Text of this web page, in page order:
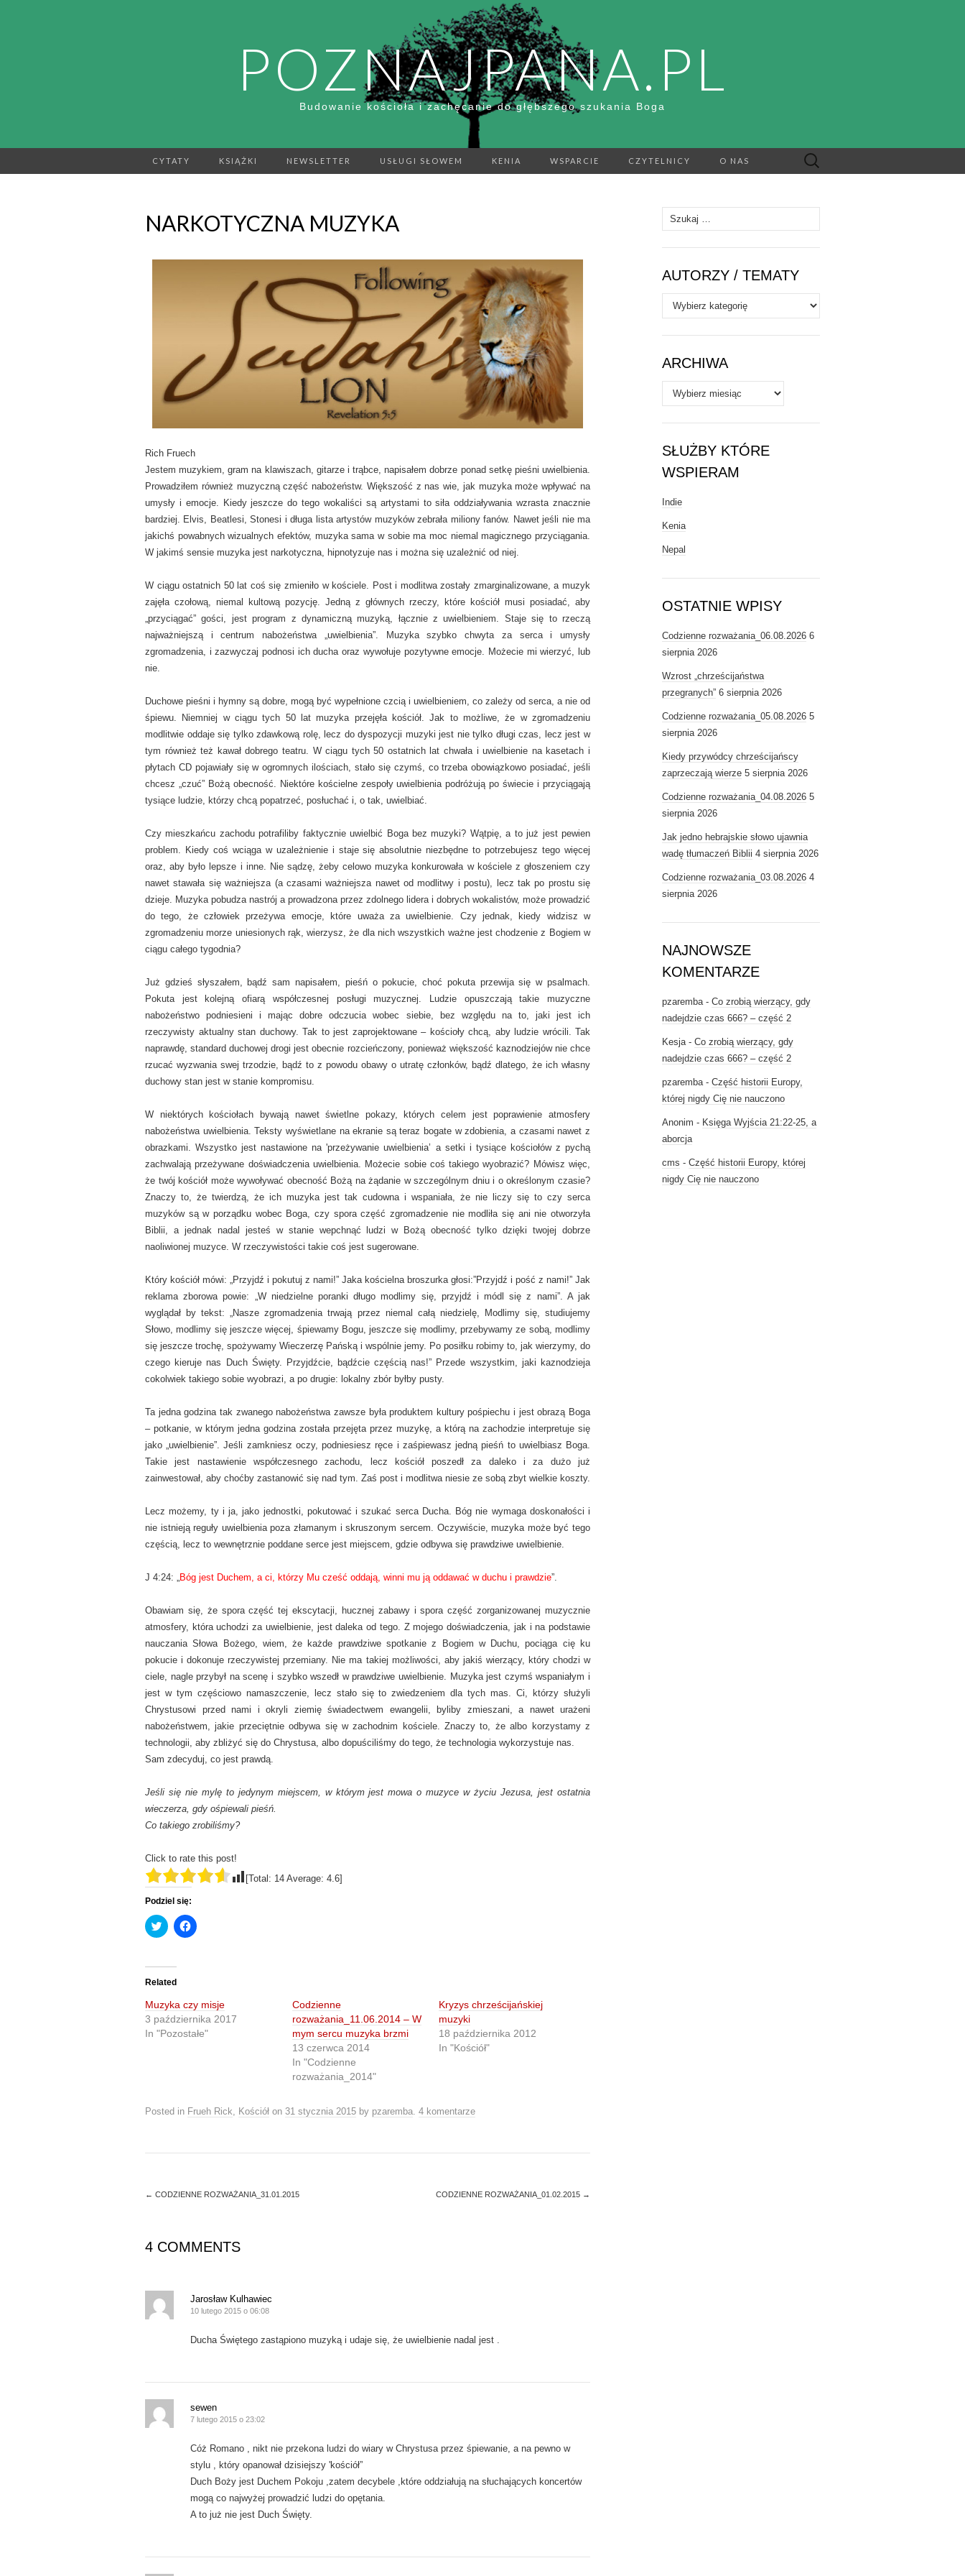
POZNAJPANA.PL
Budowanie kościoła i zachęcanie do głębszego szukania Boga
CYTATY KSIĄŻKI NEWSLETTER USŁUGI SŁOWEM KENIA WSPARCIE CZYTELNICY O NAS Szukaj:
NARKOTYCZNA MUZYKA
Rich Fruech
Jestem muzykiem, gram na klawiszach, gitarze i trąbce, napisałem dobrze ponad setkę pieśni uwielbienia.
Prowadziłem również muzyczną część nabożeństw. Większość z nas wie, jak muzyka może wpływać na
umysły i emocje. Kiedy jeszcze do tego wokaliści są artystami to siła oddziaływania wzrasta znacznie
bardziej. Elvis, Beatlesi, Stonesi i długa lista artystów muzyków zebrała miliony fanów. Nawet jeśli nie ma
jakichś powabnych wizualnych efektów, muzyka sama w sobie ma moc niemal magicznego przyciągania.
W jakimś sensie muzyka jest narkotyczna, hipnotyzuje nas i można się uzależnić od niej.
W ciągu ostatnich 50 lat coś się zmieniło w kościele. Post i modlitwa zostały zmarginalizowane, a muzyk
zajęła czołową, niemal kultową pozycję. Jedną z głównych rzeczy, które kościół musi posiadać, aby
„przyciągać” gości, jest program z dynamiczną muzyką, łącznie z uwielbieniem. Staje się to rzeczą
najważniejszą i centrum nabożeństwa „uwielbienia”. Muzyka szybko chwyta za serca i umysły
zgromadzenia, i zazwyczaj podnosi ich ducha oraz wywołuje pozytywne emocje. Możecie mi wierzyć, lub
nie.
Duchowe pieśni i hymny są dobre, mogą być wypełnione czcią i uwielbieniem, co zależy od serca, a nie od
śpiewu. Niemniej w ciągu tych 50 lat muzyka przejęła kościół. Jak to możliwe, że w zgromadzeniu
modlitwie oddaje się tylko zdawkową rolę, lecz do dyspozycji muzyki jest nie tylko długi czas, lecz jest w
tym również też kawał dobrego teatru. W ciągu tych 50 ostatnich lat chwała i uwielbienie na kasetach i
płytach CD pojawiały się w ogromnych ilościach, stało się czymś, co trzeba obowiązkowo posiadać, jeśli
chcesz „czuć” Bożą obecność. Niektóre kościelne zespoły uwielbienia podróżują po świecie i przyciągają
tysiące ludzie, którzy chcą popatrzeć, posłuchać i, o tak, uwielbiać.
Czy mieszkańcu zachodu potrafiliby faktycznie uwielbić Boga bez muzyki? Wątpię, a to już jest pewien
problem. Kiedy coś wciąga w uzależnienie i staje się absolutnie niezbędne to potrzebujesz tego więcej
oraz, aby było lepsze i inne. Nie sądzę, żeby celowo muzyka konkurowała w kościele z głoszeniem czy
nawet stawała się ważniejsza (a czasami ważniejsza nawet od modlitwy i postu), lecz tak po prostu się
dzieje. Muzyka pobudza nastrój a prowadzona przez zdolnego lidera i dobrych wokalistów, może prowadzić
do tego, że człowiek przeżywa emocje, które uważa za uwielbienie. Czy jednak, kiedy widzisz w
zgromadzeniu morze uniesionych rąk, wierzysz, że dla nich wszystkich ważne jest chodzenie z Bogiem w
ciągu całego tygodnia?
Już gdzieś słyszałem, bądź sam napisałem, pieśń o pokucie, choć pokuta przewija się w psalmach.
Pokuta jest kolejną ofiarą współczesnej posługi muzycznej. Ludzie opuszczają takie muzyczne
nabożeństwo podniesieni i mając dobre odczucia wobec siebie, bez względu na to, jaki jest ich
rzeczywisty aktualny stan duchowy. Tak to jest zaprojektowane – kościoły chcą, aby ludzie wrócili. Tak
naprawdę, standard duchowej drogi jest obecnie rozcieńczony, ponieważ większość kaznodziejów nie chce
rzucać wyzwania swej trzodzie, bądź to z powodu obawy o utratę członków, bądź dlatego, że ich własny
duchowy stan jest w stanie kompromisu.
W niektórych kościołach bywają nawet świetlne pokazy, których celem jest poprawienie atmosfery
nabożeństwa uwielbienia. Teksty wyświetlane na ekranie są teraz bogate w zdobienia, a czasami nawet z
obrazkami. Wszystko jest nastawione na 'przeżywanie uwielbienia’ a setki i tysiące kościołów z pychą
zachwalają przeżywane doświadczenia uwielbienia. Możecie sobie coś takiego wyobrazić? Mówisz więc,
że twój kościół może wywoływać obecność Bożą na żądanie w szczególnym dniu i o określonym czasie?
Znaczy to, że twierdzą, że ich muzyka jest tak cudowna i wspaniała, że nie liczy się to czy serca
muzyków są w porządku wobec Boga, czy spora część zgromadzenie nie modliła się ani nie otworzyła
Biblii, a jednak nadal jesteś w stanie wepchnąć ludzi w Bożą obecność tylko dzięki twojej dobrze
naoliwionej muzyce. W rzeczywistości takie coś jest sugerowane.
Który kościół mówi: „Przyjdź i pokutuj z nami!” Jaka kościelna broszurka głosi:”Przyjdź i pość z nami!” Jak
reklama zborowa powie: „W niedzielne poranki długo modlimy się, przyjdź i módl się z nami”. A jak
wyglądał by tekst: „Nasze zgromadzenia trwają przez niemal całą niedzielę, Modlimy się, studiujemy
Słowo, modlimy się jeszcze więcej, śpiewamy Bogu, jeszcze się modlimy, przebywamy ze sobą, modlimy
się jeszcze trochę, spożywamy Wieczerzę Pańską i wspólnie jemy. Po posiłku robimy to, jak wierzymy, do
czego kieruje nas Duch Święty. Przyjdźcie, bądźcie częścią nas!” Przede wszystkim, jaki kaznodzieja
cokolwiek takiego sobie wyobrazi, a po drugie: lokalny zbór byłby pusty.
Ta jedna godzina tak zwanego nabożeństwa zawsze była produktem kultury pośpiechu i jest obrazą Boga
– potkanie, w którym jedna godzina została przejęta przez muzykę, a którą na zachodzie interpretuje się
jako „uwielbienie”. Jeśli zamkniesz oczy, podniesiesz ręce i zaśpiewasz jedną pieśń to uwielbiasz Boga.
Takie jest nastawienie współczesnego zachodu, lecz kościół poszedł za daleko i za dużo już
zainwestował, aby choćby zastanowić się nad tym. Zaś post i modlitwa niesie ze sobą zbyt wielkie koszty.
Lecz możemy, ty i ja, jako jednostki, pokutować i szukać serca Ducha. Bóg nie wymaga doskonałości i
nie istnieją reguły uwielbienia poza złamanym i skruszonym sercem. Oczywiście, muzyka może być tego
częścią, lecz to wewnętrznie poddane serce jest miejscem, gdzie odbywa się prawdziwe uwielbienie.
J 4:24: „Bóg jest Duchem, a ci, którzy Mu cześć oddają, winni mu ją oddawać w duchu i prawdzie”.
Obawiam się, że spora część tej ekscytacji, hucznej zabawy i spora część zorganizowanej muzycznie
atmosfery, która uchodzi za uwielbienie, jest daleka od tego. Z mojego doświadczenia, jak i na podstawie
nauczania Słowa Bożego, wiem, że każde prawdziwe spotkanie z Bogiem w Duchu, pociąga cię ku
pokucie i dokonuje rzeczywistej przemiany. Nie ma takiej możliwości, aby jakiś wierzący, który chodzi w
ciele, nagle przybył na scenę i szybko wszedł w prawdziwe uwielbienie. Muzyka jest czymś wspaniałym i
jest w tym częściowo namaszczenie, lecz stało się to zwiedzeniem dla tych mas. Ci, którzy służyli
Chrystusowi przed nami i okryli ziemię świadectwem ewangelii, byliby zmieszani, a nawet urażeni
nabożeństwem, jakie przeciętnie odbywa się w zachodnim kościele. Znaczy to, że albo korzystamy z
technologii, aby zbliżyć się do Chrystusa, albo dopuściliśmy do tego, że technologia wykorzystuje nas.
Sam zdecyduj, co jest prawdą.
Jeśli się nie mylę to jedynym miejscem, w którym jest mowa o muzyce w życiu Jezusa, jest ostatnia
wieczerza, gdy ośpiewali pieśń.
Co takiego zrobiliśmy?
Click to rate this post!
[Total: 14 Average: 4.6]
Podziel się:
C
l
t
o
a
r
e
o
r
n
n
d
C
l
a
r
o
o
k
n
i
n
Related
Muzyka czy misje
3 października 2017
In "Pozostałe"
Codzienne
rozważania_11.06.2014 – W
mym sercu muzyka brzmi
13 czerwca 2014
In "Codzienne
rozważania_2014"
Kryzys chrześcijańskiej
muzyki
18 października 2012
In "Kościół"
Posted in Frueh Rick, Kościół on 31 stycznia 2015 by pzaremba. 4 komentarze
← CODZIENNE ROZWAŻANIA_31.01.2015 CODZIENNE ROZWAŻANIA_01.02.2015 →
4 COMMENTS
Jarosław Kulhawiec
10 lutego 2015 o 06:08
Ducha Świętego zastąpiono muzyką i udaje się, że uwielbienie nadal jest .
sewen
7 lutego 2015 o 23:02
Cóż Romano , nikt nie przekona ludzi do wiary w Chrystusa przez śpiewanie, a na pewno w
stylu , który opanował dzisiejszy 'kościół”
Duch Boży jest Duchem Pokoju ,zatem decybele ,które oddziałują na słuchających koncertów
mogą co najwyżej prowadzić ludzi do opętania.
A to już nie jest Duch Święty.
Szukaj:
AUTORZY / TEMATY
Autorzy
/
Tematy
ARCHIWA
Archiwa
SŁUŻBY KTÓRE
WSPIERAM
Indie
Kenia
Nepal
OSTATNIE WPISY
Codzienne rozważania_06.08.2026 6
sierpnia 2026
Wzrost „chrześcijaństwa
przegranych” 6 sierpnia 2026
Codzienne rozważania_05.08.2026 5
sierpnia 2026
Kiedy przywódcy chrześcijańscy
zaprzeczają wierze 5 sierpnia 2026
Codzienne rozważania_04.08.2026 5
sierpnia 2026
Jak jedno hebrajskie słowo ujawnia
wadę tłumaczeń Biblii 4 sierpnia 2026
Codzienne rozważania_03.08.2026 4
sierpnia 2026
NAJNOWSZE
KOMENTARZE
pzaremba- Co zrobią wierzący, gdy
nadejdzie czas 666? – część 2
Kesja- Co zrobią wierzący, gdy
nadejdzie czas 666? – część 2
pzaremba- Część historii Europy,
której nigdy Cię nie nauczono
Anonim - Księga Wyjścia 21:22-25, a
aborcja
cms - Część historii Europy, której
nigdy Cię nie nauczono